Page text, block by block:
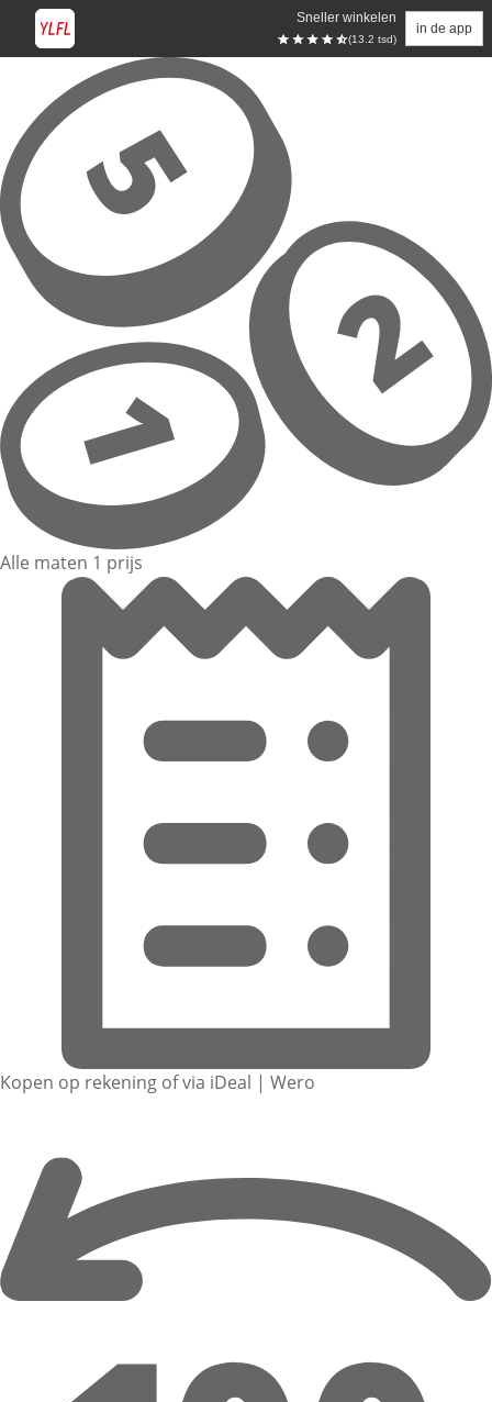
Sneller winkelen
(13.2 tsd)
in de app
Overslaan naar hoofdinhoud
Alle maten 1 prijs
Kopen op rekening of via iDeal | Wero